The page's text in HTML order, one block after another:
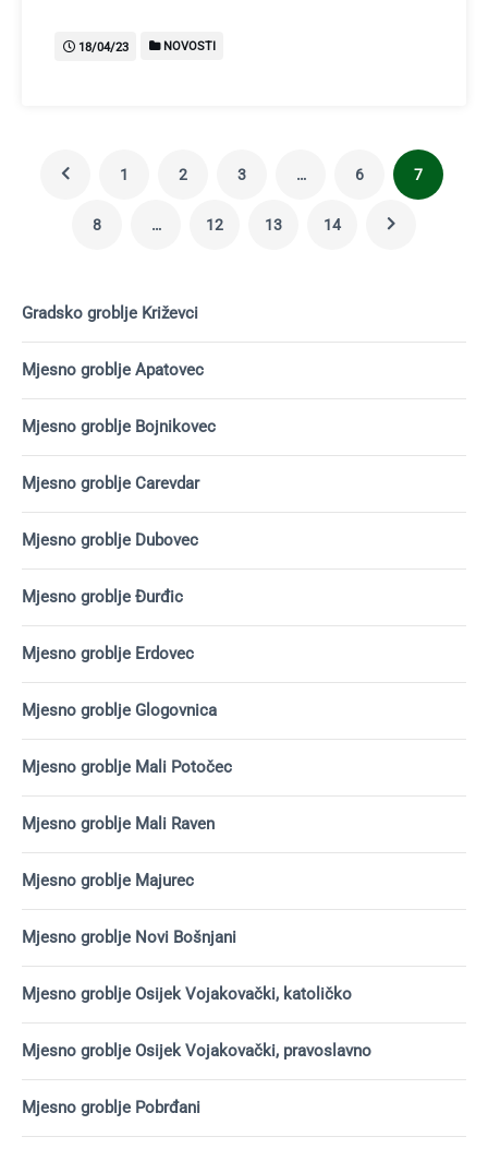
18/04/23 NOVOSTI
1 2 3 … 6 7
8 … 12 13 14
Gradsko groblje Križevci
Mjesno groblje Apatovec
Mjesno groblje Bojnikovec
Mjesno groblje Carevdar
Mjesno groblje Dubovec
Mjesno groblje Đurđic
Mjesno groblje Erdovec
Mjesno groblje Glogovnica
Mjesno groblje Mali Potočec
Mjesno groblje Mali Raven
Mjesno groblje Majurec
Mjesno groblje Novi Bošnjani
Mjesno groblje Osijek Vojakovački, katoličko
Mjesno groblje Osijek Vojakovački, pravoslavno
Mjesno groblje Pobrđani